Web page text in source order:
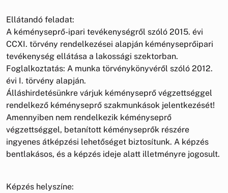
Ellátandó feladat:
A kéményseprő-ipari tevékenységről szóló 2015. évi
CCXI. törvény rendelkezései alapján kéményseprőipari
tevékenység ellátása a lakossági szektorban.
Foglalkoztatás: A munka törvénykönyvéről szóló 2012.
évi I. törvény alapján.
Álláshirdetésünkre várjuk kéményseprő végzettséggel
rendelkező kéményseprő szakmunkások jelentkezését!
Amennyiben nem rendelkezik kéményseprő
végzettséggel, betanított kéményseprők részére
ingyenes átképzési lehetőséget biztosítunk. A képzés
bentlakásos, és a képzés ideje alatt illetményre jogosult.
Képzés helyszíne: